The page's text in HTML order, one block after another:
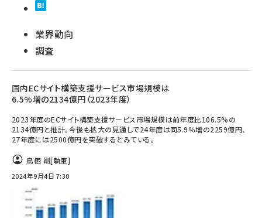
業界動向
調査
国内ECサイト構築支援サービス市場規模は
6.5%増の2134億円（2023年度）
2023年度のECサイト構築支援サービス市場規模は前年度比106.5%の
2134億円と推計。今後も拡大の見通しで24年度は同5.9％増の2259億円、
27年度には2500億円を突破するとみている。
鳥栖 剛[執筆]
2024年9月4日 7:30